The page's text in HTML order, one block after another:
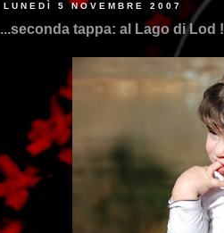
LUNEDÌ 5 NOVEMBRE 2007
...seconda tappa: al Lago di Lod